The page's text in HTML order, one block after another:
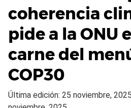
coherencia
pide a la ONU
carne del
COP30
Última edición: 25 noviembre,